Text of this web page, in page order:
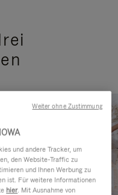
und andere Tracker, um
den Website-Traffic zu
und Ihnen Werbung zu
ist. Für weitere Informationen
hier. Mit Ausnahme von
Weiter ohne Zustimmung